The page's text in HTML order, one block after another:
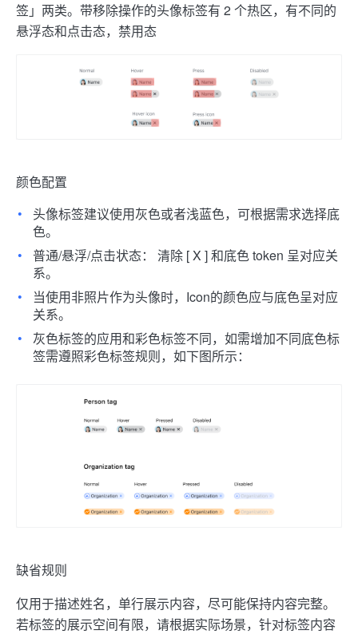
签」两类。 带移除操作的头像标签有 2 个热区，有不同的
悬浮态和点击态，禁用态
颜色配置
头像标签建议使用灰色或者浅蓝色，可根据需求选择底
色。
普通/悬浮/点击状态： 清除 [ X ] 和底色 token 呈对应关
系。
当使用非照片作为头像时，Icon的颜色应与底色呈对应
关系。
灰色标签的应用和彩色标签不同，如需增加不同底色标
签需遵照彩色标签规则，如下图所示：
缺省规则
仅用于描述姓名，单行展示内容，尽可能保持内容完整。
若标签的展示空间有限，请根据实际场景，针对标签内容